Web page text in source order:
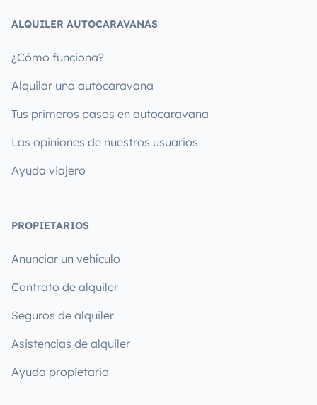
ALQUILER AUTOCARAVANAS
¿Cómo funciona?
Alquilar una autocaravana
Tus primeros pasos en autocaravana
Las opiniones de nuestros usuarios
Ayuda viajero
PROPIETARIOS
Anunciar un vehículo
Contrato de alquiler
Seguros de alquiler
Asistencias de alquiler
Ayuda propietario